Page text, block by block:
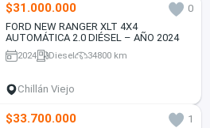
$31.000.000
0
FORD NEW RANGER XLT 4X4
AUTOMÁTICA 2.0 DIÉSEL – AÑO 2024
2024 Diesel 34800 km
Chillán Viejo
$33.700.000 1